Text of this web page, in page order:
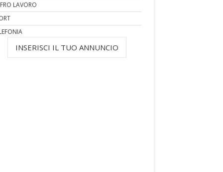
LAVORO
INSERISCI IL TUO ANNUNCIO